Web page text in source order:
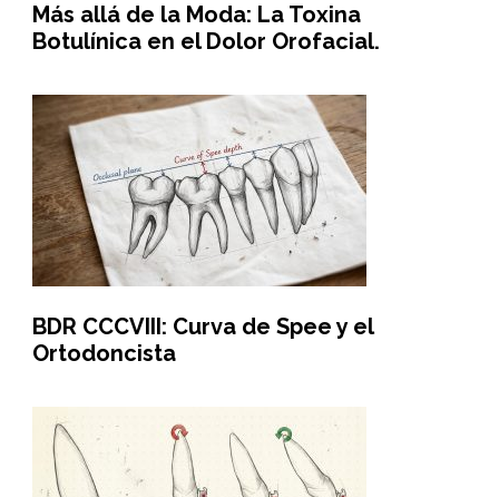
Más allá de la Moda: La Toxina
Botulínica en el Dolor Orofacial.
BDR CCCVIII: Curva de Spee y el
Ortodoncista